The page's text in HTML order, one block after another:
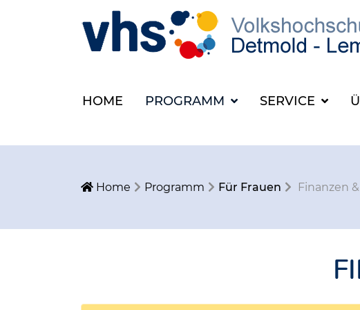
HOME PROGRAMM SERVICE
Home Programm Für Frauen Finanzen